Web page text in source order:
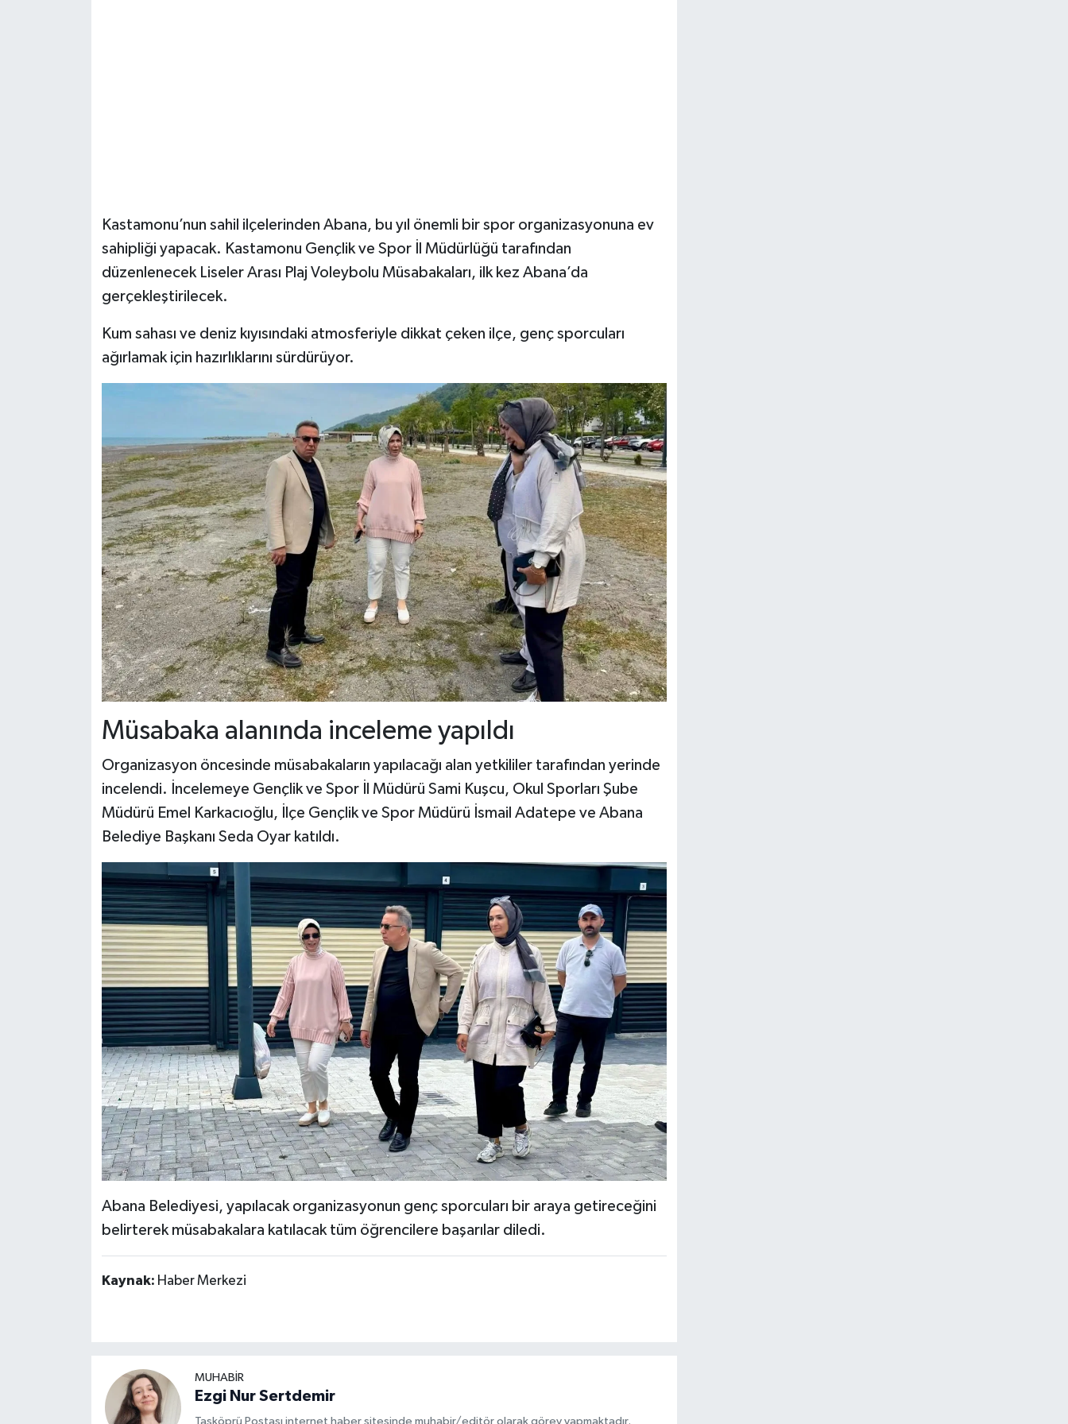
Kastamonu’nun sahil ilçelerinden Abana, bu yıl önemli bir spor organizasyonuna ev
sahipliği yapacak. Kastamonu Gençlik ve Spor İl Müdürlüğü tarafından
düzenlenecek Liseler Arası Plaj Voleybolu Müsabakaları, ilk kez Abana’da
gerçekleştirilecek.
Kum sahası ve deniz kıyısındaki atmosferiyle dikkat çeken ilçe, genç sporcuları
ağırlamak için hazırlıklarını sürdürüyor.
Müsabaka alanında inceleme yapıldı
Organizasyon öncesinde müsabakaların yapılacağı alan yetkililer tarafından yerinde
incelendi. İncelemeye Gençlik ve Spor İl Müdürü Sami Kuşcu, Okul Sporları Şube
Müdürü Emel Karkacıoğlu, İlçe Gençlik ve Spor Müdürü İsmail Adatepe ve Abana
Belediye Başkanı Seda Oyar katıldı.
Abana Belediyesi, yapılacak organizasyonun genç sporcuları bir araya getireceğini
belirterek müsabakalara katılacak tüm öğrencilere başarılar diledi.
Kaynak: Haber Merkezi
MUHABİR
Ezgi Nur Sertdemir
Taşköprü Postası internet haber sitesinde muhabir/editör olarak görev yapmaktadır.
Ulusal Haberler
Teknoloji Haberleri
Dünya Haberleri
Haber Arşivi